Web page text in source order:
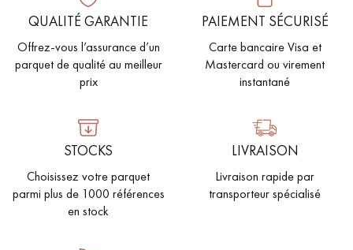
QUALITÉ GARANTIE
Offrez-vous l’assurance d’un
parquet de qualité au meilleur
prix
PAIEMENT SÉCURISÉ
Carte bancaire Visa et
Mastercard ou virement
instantané
STOCKS
Choisissez votre parquet
parmi plus de 1000 références
en stock
LIVRAISON
Livraison rapide par
transporteur spécialisé